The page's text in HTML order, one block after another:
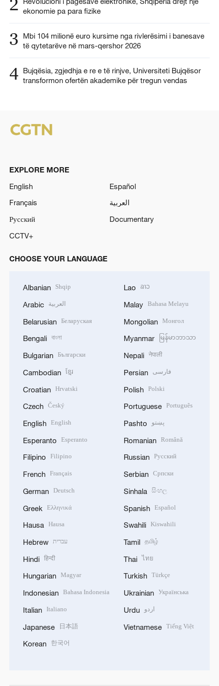
2 ekonomie pa para fizike
3
Mbi 104 milionë euro kursime nga rivlerësimi i banesave
të qytetarëve në mars-qershor 2026
4 Bujqësia, zgjedhja e re e të rinjve, Universiteti Bujqësor
transformon ofertën akademike për tregun vendas
EXPLORE MORE
English
Español
Français
العربية
Русский
Documentary
CCTV+
CHOOSE YOUR LANGUAGE
Albanian Shqip
Arabic العربية
Belarusian Беларуская
Bengali বাংলা
Bulgarian Български
Cambodian ខ្មែរ
Croatian Hrvatski
Czech Český
English English
Esperanto Esperanto
Filipino Filipino
French Français
German Deutsch
Greek Ελληνικά
Hausa Hausa
Hebrew עברית
Hindi हिन्दी
Hungarian Magyar
Indonesian Bahasa Indonesia
Italian Italiano
Japanese 日本語
Korean 한국어
Lao ລາວ
Malay Bahasa Melayu
Mongolian Монгол
Myanmar မြန်မာဘာသာ
Nepali नेपाली
Persian فارسی
Polish Polski
Portuguese Português
Pashto پښتو
Romanian Română
Russian Русский
Serbian Српски
Sinhala සිංහල
Spanish Español
Swahili Kiswahili
Tamil தமிழ்
Thai ไทย
Turkish Türkçe
Ukrainian Українська
Urdu اردو
Vietnamese Tiếng Việt